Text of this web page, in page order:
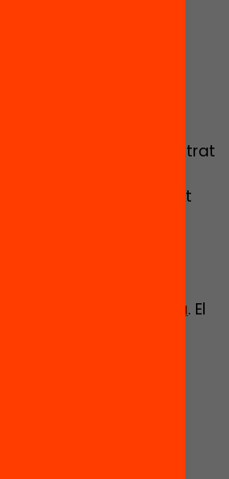
tenen clar i gran
propostes
l’OCDE»
necessita per
són, justament, els
Així ho han demostrat
com
realitzada a l’Institut
o els múltiples
diputats de la cambra. El
Josep Rull,
resta de la mesa, va
dels joves. «Hi
vam començar a
no creien que això
ningú els escoltaria»,